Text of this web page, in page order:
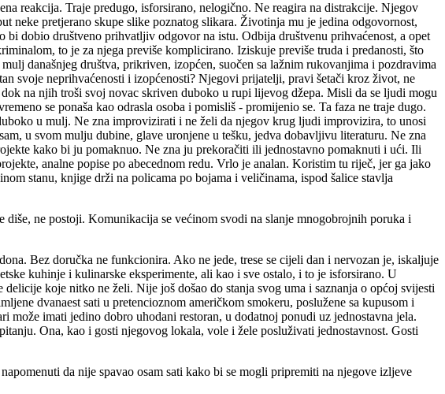
reakcija. Traje predugo, isforsirano, nelogično. Ne reagira na distrakcije. Njegov
pretjerano skupe slike poznatog slikara. Životinja mu je jedina odgovornost,
dobio društveno prihvatljiv odgovor na istu. Odbija društvenu prihvaćenost, a opet
to je za njega previše komplicirano. Iziskuje previše truda i predanosti, što
današnjeg društva, prikriven, izopćen, suočen sa lažnim rukovanjima i pozdravima
svoje neprihvaćenosti i izopćenosti? Njegovi prijatelji, pravi šetači kroz život, ne
na njih troši svoj novac skriven duboko u rupi lijevog džepa. Misli da se ljudi mogu
se ponaša kao odrasla osoba i pomisliš - promijenio se. Ta faza ne traje dugo.
u mulj. Ne zna improvizirati i ne želi da njegov krug ljudi improvizira, to unosi
u svom mulju dubine, glave uronjene u tešku, jedva dobavljivu literaturu. Ne zna
kako bi ju pomaknuo. Ne zna ju prekoračiti ili jednostavno pomaknuti i ući. Ili
analne popise po abecednom redu. Vrlo je analan. Koristim tu riječ, jer ga jako
stanu, knjige drži na policama po bojama i veličinama, ispod šalice stavlja
ne postoji. Komunikacija se većinom svodi na slanje mnogobrojnih poruka i
Bez doručka ne funkcionira. Ako ne jede, trese se cijeli dan i nervozan je, iskaljuje
kuhinje i kulinarske eksperimente, ali kao i sve ostalo, i to je isforsirano. U
koje nitko ne želi. Nije još došao do stanja svog uma i saznanja o općoj svijesti
dvanaest sati u pretencioznom američkom smokeru, poslužene sa kupusom i
imati jedino dobro uhodani restoran, u dodatnoj ponudi uz jednostavna jela.
Ona, kao i gosti njegovog lokala, vole i žele posluživati jednostavnost. Gosti
da nije spavao osam sati kako bi se mogli pripremiti na njegove izljeve